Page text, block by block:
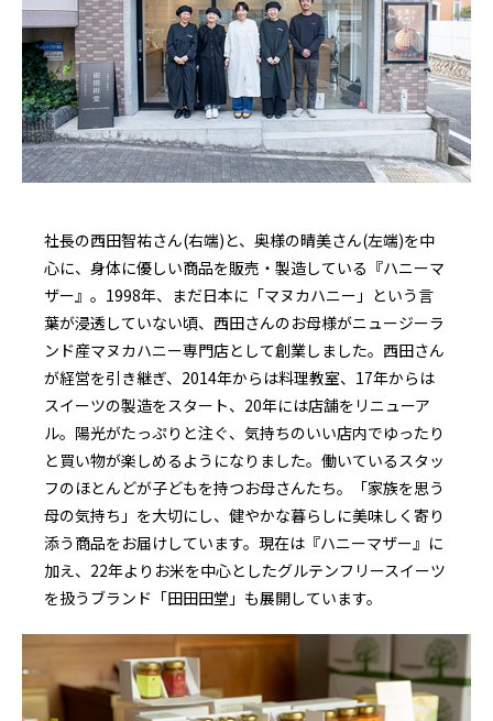
社長の西田智祐さん(右端)と、奥様の晴美さん(左端)を中
心に、身体に優しい商品を販売・製造している『ハニーマ
ザー』。1998年、まだ日本に「マヌカハニー」という言
葉が浸透していない頃、西田さんのお母様がニュージーラ
ンド産マヌカハニー専門店として創業しました。西田さん
が経営を引き継ぎ、2014年からは料理教室、17年からは
スイーツの製造をスタート、20年には店舗をリニューア
ル。陽光がたっぷりと注ぐ、気持ちのいい店内でゆったり
と買い物が楽しめるようになりました。働いているスタッ
フのほとんどが子どもを持つお母さんたち。「家族を思う
母の気持ち」を大切にし、健やかな暮らしに美味しく寄り
添う商品をお届けしています。現在は『ハニーマザー』に
加え、22年よりお米を中心としたグルテンフリースイーツ
を扱うブランド「田田田堂」も展開しています。